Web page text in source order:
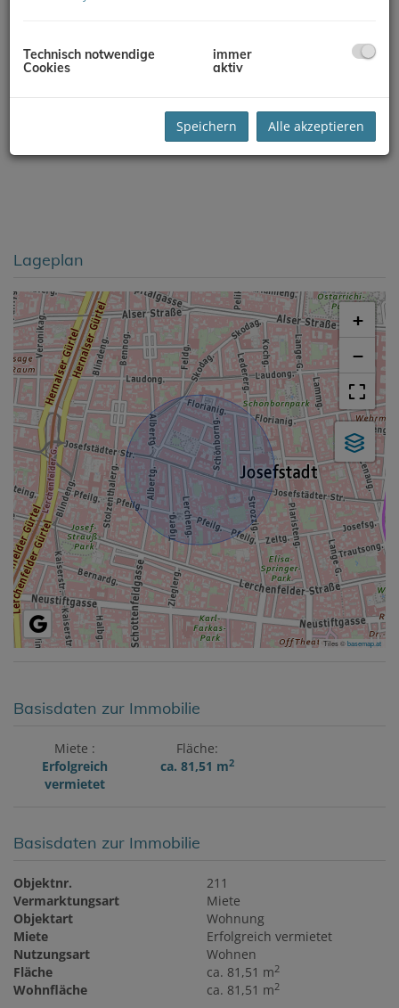
Lageplan
+
−
Tiles ©basemap.at
Basisdaten zur Immobilie
Miete
Erfolgreich
vermietet
Fläche
ca. 81,51 m2
Basisdaten zur Immobilie
Objektnr.
211
Vermarktungsart
Miete
Objektart
Wohnung
Miete
Erfolgreich vermietet
Nutzungsart
Wohnen
Fläche
ca. 81,51 m2
Wohnfläche ca. 81,51 m2
Technisch notwendige
Cookies
immer
aktiv
Speichern Alle akzeptieren